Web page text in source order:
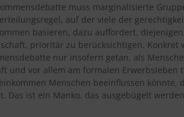
muss marginalisierte
auf der viele der
basieren, dazu auffordert,
prioritär zu berücksichtigen. Konkret
nur insofern getan, als
und vor allem am formalen
Menschen beeinflussen könnte,
Das ist ein Manko, das ausgebügelt